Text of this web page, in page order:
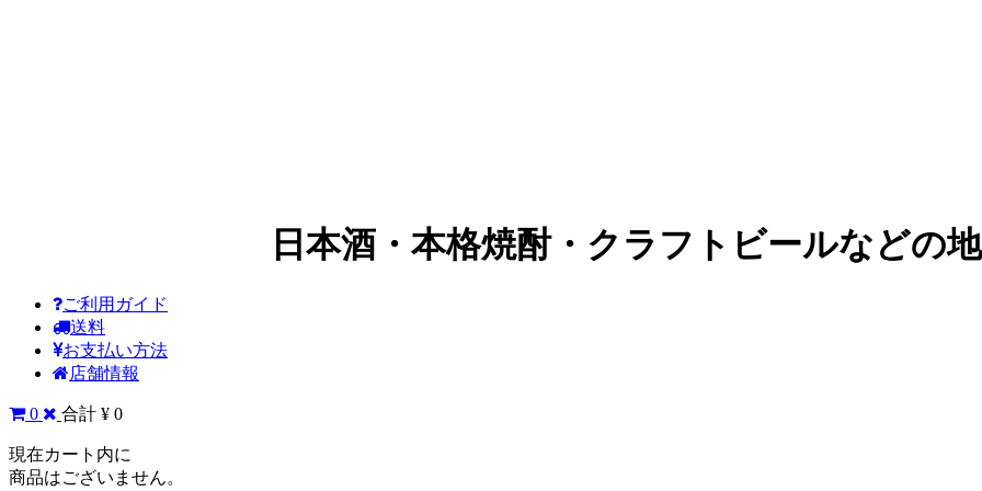
日本酒・本格焼酎・クラフトビールなどの
ご利用ガイド
送料
お支払い方法
店舗情報
0 合計 ¥ 0
現在カート内に
商品はございません。